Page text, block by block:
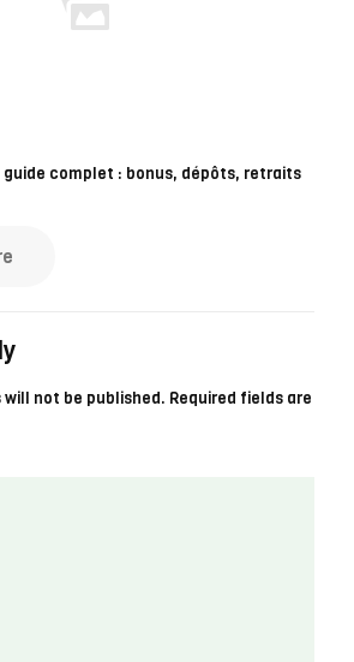
guide complet : bonus, dépôts, retraits
will not be published. Required fields are